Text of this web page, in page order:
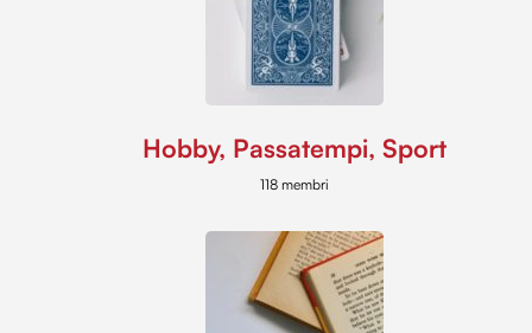
Hobby, Passatempi, Sport
118 membri